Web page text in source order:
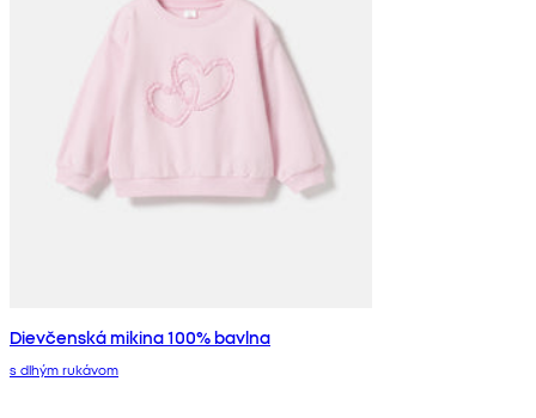
Dievčenská mikina 100% bavlna
s dlhým rukávom